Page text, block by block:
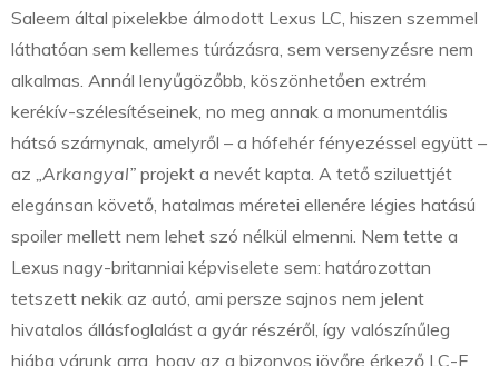
Saleem által pixelekbe álmodott Lexus LC, hiszen szemmel
láthatóan sem kellemes túrázásra, sem versenyzésre nem
alkalmas. Annál lenyűgözőbb, köszönhetően extrém
kerékív-szélesítéseinek, no meg annak a monumentális
hátsó szárnynak, amelyről – a hófehér fényezéssel együtt –
az „Arkangyal” projekt a nevét kapta. A tető sziluettjét
elegánsan követő, hatalmas méretei ellenére légies hatású
spoiler mellett nem lehet szó nélkül elmenni. Nem tette a
Lexus nagy-britanniai képviselete sem: határozottan
tetszett nekik az autó, ami persze sajnos nem jelent
hivatalos állásfoglalást a gyár részéről, így valószínűleg
hiába várunk arra, hogy az a bizonyos jövőre érkező LC-F